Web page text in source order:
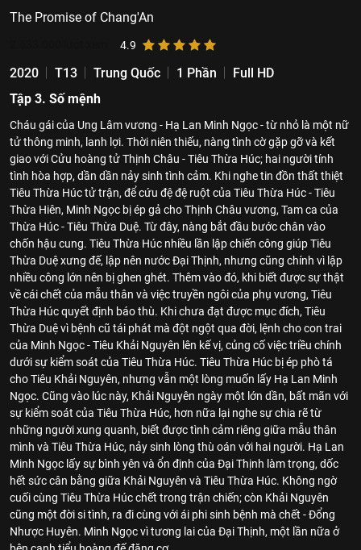
The Promise of Chang'An
4.9
2020 T13 Trung Quốc 1 Phần
Full HD
Tập 3. Số mệnh
Cháu gái của Ung Lâm vương - Hạ Lan Minh Ngọc - từ nhỏ là một nữ
tử thông minh, lanh lợi. Thời niên thiếu, nàng tình cờ gặp gỡ và kết
giao với Cửu hoàng tử Thịnh Châu - Tiêu Thừa Húc; hai người tính
tình hòa hợp, dần dần nảy sinh tình cảm. Khi nghe tin đồn thất thiệt
Tiêu Thừa Húc tử trận, để cứu đệ đệ ruột của Tiêu Thừa Húc - Tiêu
Thừa Hiên, Minh Ngọc bị ép gả cho Thịnh Châu vương, Tam ca của
Thừa Húc - Tiêu Thừa Duệ. Từ đây, nàng bắt đầu bước chân vào
chốn hậu cung. Tiêu Thừa Húc nhiều lần lập chiến công giúp Tiêu
Thừa Duệ xưng đế, lập nên nước Đại Thịnh, nhưng cũng chính vì lập
nhiều công lớn nên bị ghen ghét. Thêm vào đó, khi biết được sự thật
về cái chết của mẫu thân và việc truyền ngôi của phụ vương, Tiêu
Thừa Húc quyết định báo thù. Khi chưa đạt được mục đích, Tiêu
Thừa Duệ vì bệnh cũ tái phát mà đột ngột qua đời, lệnh cho con trai
của Minh Ngọc - Tiêu Khải Nguyên lên kế vị, củng cố việc triều chính
dưới sự kiểm soát của Tiêu Thừa Húc. Tiêu Thừa Húc bị ép phò tá
cho Tiêu Khải Nguyên, nhưng vẫn một lòng muốn lấy Hạ Lan Minh
Ngọc. Cũng vào lúc này, Khải Nguyên ngày một lớn dần, bất mãn với
sự kiểm soát của Tiêu Thừa Húc, hơn nữa lại nghe sự chia rẽ từ
những người xung quanh, biết được tình cảm riêng giữa mẫu thân
mình và Tiêu Thừa Húc, nảy sinh lòng thù oán với hai người. Hạ Lan
Minh Ngọc lấy sự bình yên và ổn định của Đại Thịnh làm trọng, dốc
hết sức cân bằng giữa Khải Nguyên và Tiêu Thừa Húc. Không ngờ
cuối cùng Tiêu Thừa Húc chết trong trận chiến; còn Khải Nguyên
cũng một đời si tình, ra đi cùng với ái phi sinh bệnh mà chết - Đổng
Nhược Huyên. Minh Ngọc vì tương lai của Đại Thịnh, một lần nữa ở